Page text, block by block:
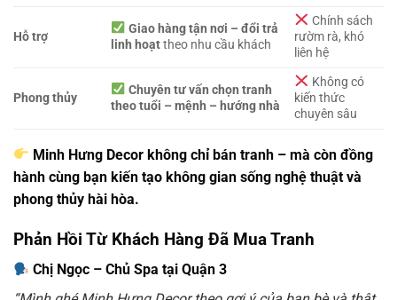
Hỗ trợ
Giao hàng tận nơi – đổi trả
linh hoạttheo nhu cầu khách
Chính sách
rườm rà, khó
liên hệ
Phong thủy
Chuyên tư vấn chọn tranh
theo tuổi – mệnh – hướng nhà
Không có
kiến thức
chuyên sâu
Minh Hưng Decor không chỉ bán tranh – mà còn đồng
hành cùng bạn kiến tạo không gian sống nghệ thuật và
phong thủy hài hòa.
Phản Hồi Từ Khách Hàng Đã Mua Tranh
Chị Ngọc – Chủ Spa tại Quận 3